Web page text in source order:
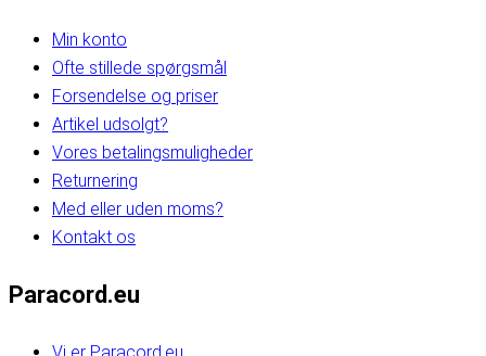
Min konto
Ofte stillede spørgsmål
Forsendelse og priser
Artikel udsolgt?
Vores betalingsmuligheder
Returnering
Med eller uden moms?
Kontakt os
Paracord.eu